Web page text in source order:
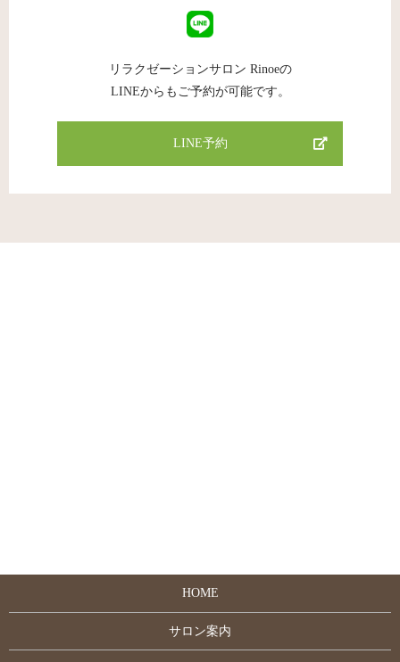
リラクゼーションサロン Rinoeの
LINEからもご予約が可能です。
LINE予約
HOME
サロン案内